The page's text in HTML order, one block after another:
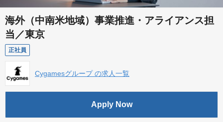
海外（中南米地域）事業推進・アライアンス担
当／東京
正社員
Cygamesグループ の求人一覧
Apply Now